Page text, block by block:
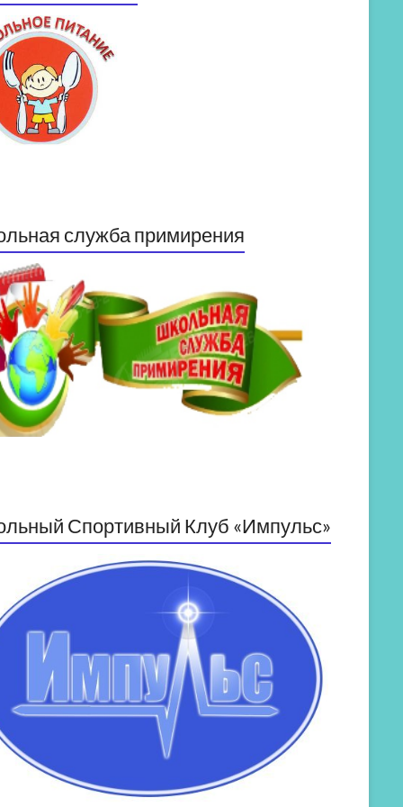
служба примирения
Спортивный Клуб «Импульс»